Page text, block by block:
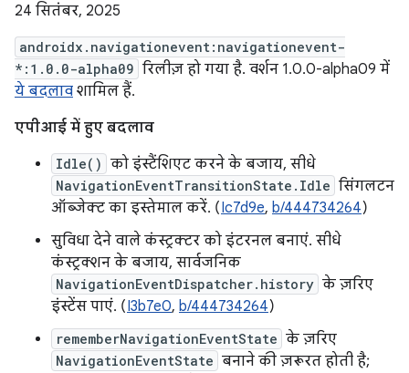
24 सितंबर, 2025
androidx.navigationevent:navigationevent-
*:1.0.0-alpha09 रिलीज़ हो गया है. वर्शन 1.0.0-alpha09 में
ये बदलाव शामिल हैं.
एपीआई में हुए बदलाव
Idle() को इंस्टैंशिएट करने के बजाय, सीधे
NavigationEventTransitionState.Idle सिंगलटन
ऑब्जेक्ट का इस्तेमाल करें. (Ic7d9e, b/444734264)
सुविधा देने वाले कंस्ट्रक्टर को इंटरनल बनाएं. सीधे
कंस्ट्रक्शन के बजाय, सार्वजनिक
NavigationEventDispatcher.history के ज़रिए
इंस्टेंस पाएं. (I3b7e0, b/444734264)
rememberNavigationEventState के ज़रिए
NavigationEventState बनाने की ज़रूरत होती है;